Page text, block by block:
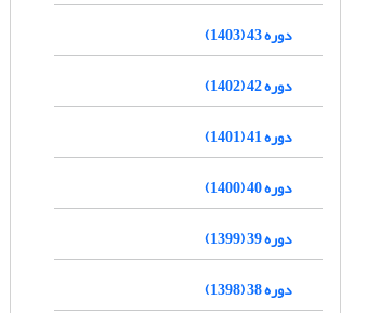
دوره 43 (1403)
دوره 42 (1402)
دوره 41 (1401)
دوره 40 (1400)
دوره 39 (1399)
دوره 38 (1398)